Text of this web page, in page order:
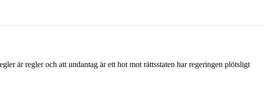
är regler och att undantag är ett hot mot rättsstaten har regeringen plötsligt